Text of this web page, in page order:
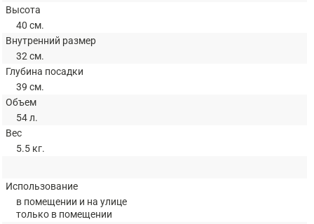
Высота
40 см.
Внутренний размер
32 см.
Глубина посадки
39 см.
Объем
54 л.
Вес
5.5 кг.
Использование
в помещении и на улице
только в помещении